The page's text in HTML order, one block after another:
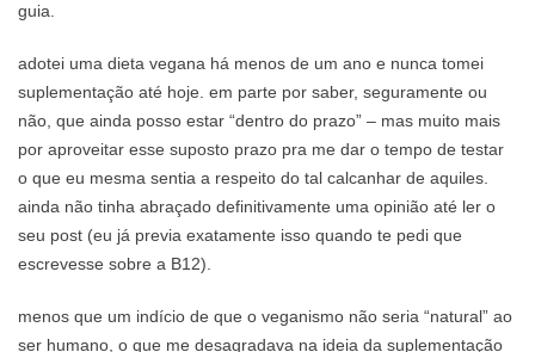
guia.
adotei uma dieta vegana há menos de um ano e nunca tomei
suplementação até hoje. em parte por saber, seguramente ou
não, que ainda posso estar “dentro do prazo” – mas muito mais
por aproveitar esse suposto prazo pra me dar o tempo de testar
o que eu mesma sentia a respeito do tal calcanhar de aquiles.
ainda não tinha abraçado definitivamente uma opinião até ler o
seu post (eu já previa exatamente isso quando te pedi que
escrevesse sobre a B12).
menos que um indício de que o veganismo não seria “natural” ao
ser humano, o que me desagradava na ideia da suplementação